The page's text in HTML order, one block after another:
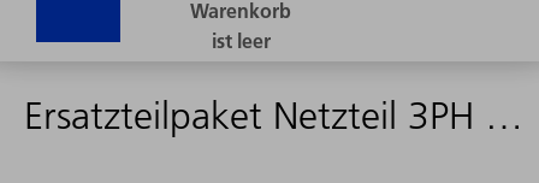
Ersatzteilpaket Netzteil 3PH PFO FP01